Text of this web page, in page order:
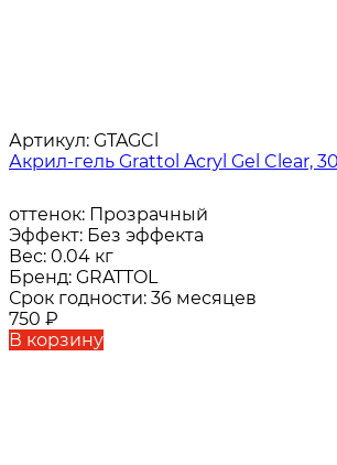
Артикул: GTAGCl
Акрил-гель Grattol Acryl Gel Clear,
оттенок: Прозрачный
Эффект: Без эффекта
Вес: 0.04 кг
Бренд: GRATTOL
Срок годности: 36 месяцев
750 ₽
В корзину